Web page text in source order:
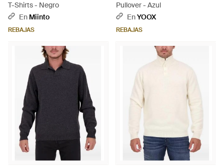
T-Shirts - Negro
En Miinto
REBAJAS
Pullover - Azul
EnYOOX
REBAJAS